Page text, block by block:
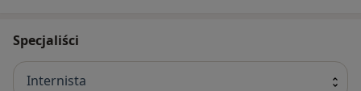
Specjaliści
Internista